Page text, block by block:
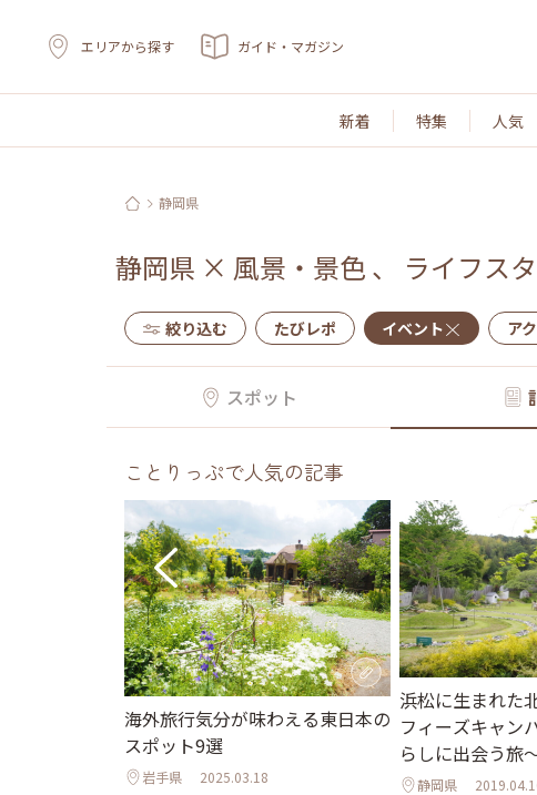
エリアから探す ガイド・マガジン
新着 特集 人気
静岡県
静岡県 × 風景・景色 、 ライフス
絞り込む たびレポ イベント ア
スポット
ことりっぷで人気の記事
海外旅行気分が味わえる東日本の
スポット9選
岩手県 2025.03.18
浜松に生まれた
フィーズキャン
らしに出会う旅
静岡県